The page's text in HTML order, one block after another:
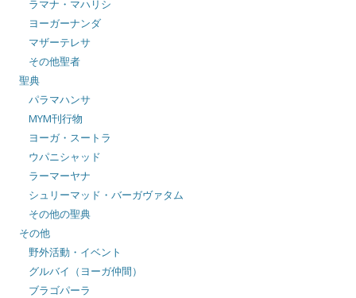
ラマナ・マハリシ
ヨーガーナンダ
マザーテレサ
その他聖者
聖典
パラマハンサ
MYM刊行物
ヨーガ・スートラ
ウパニシャッド
ラーマーヤナ
シュリーマッド・バーガヴァタム
その他の聖典
その他
野外活動・イベント
グルバイ（ヨーガ仲間）
ブラゴパーラ